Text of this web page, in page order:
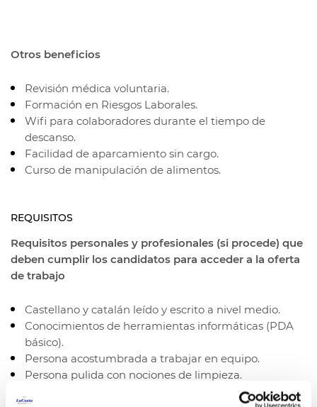
Otros beneficios
Revisión médica voluntaria.
Formación en Riesgos Laborales.
Wifi para colaboradores durante el tiempo de
descanso.
Facilidad de aparcamiento sin cargo.
Curso de manipulación de alimentos.
REQUISITOS
Requisitos personales y profesionales (si procede) que
deben cumplir los candidatos para acceder a la oferta
de trabajo
Castellano y catalán leído y escrito a nivel medio.
Conocimientos de herramientas informáticas (PDA
básico).
Persona acostumbrada a trabajar en equipo.
Persona pulida con nociones de limpieza.
Experiencia en trabajos similares o relacionados con